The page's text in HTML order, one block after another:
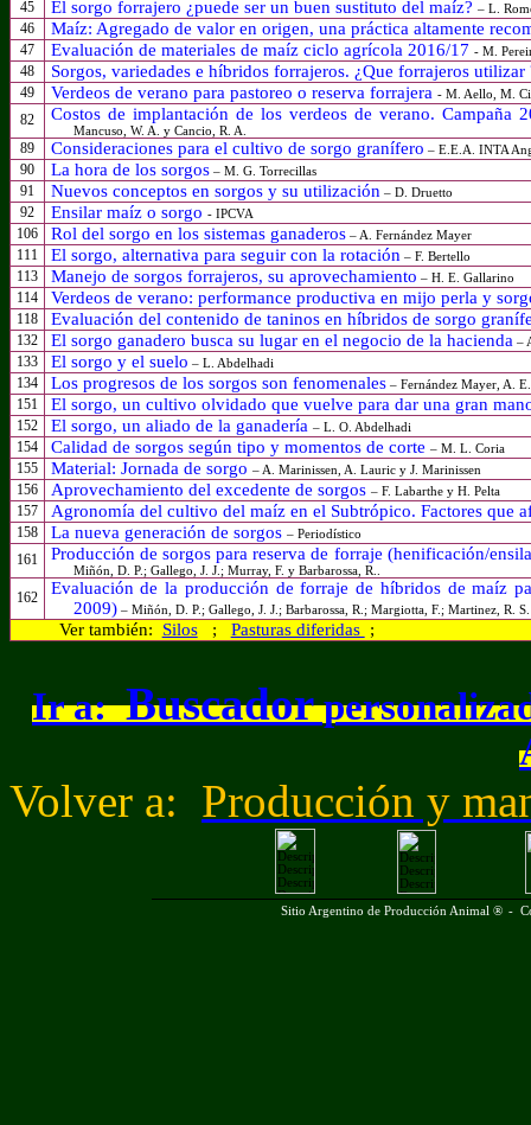
45 El sorgo forrajero ¿puede ser un buen sustituto del maíz? – L.
46 Maíz: Agregado de valor en origen, una práctica altamente
47 Evaluación de materiales de maíz ciclo agrícola 2016/17 - M.
48 Sorgos, variedades e híbridos forrajeros. ¿Que forrajeros utilizar
49 Verdeos de verano para pastoreo o reserva forrajera - M. Aello, M.
82 Costos de implantación de los verdeos de verano. Campaña
Mancuso, W. A. y Cancio, R. A.
89 Consideraciones para el cultivo de sorgo granífero – E.E.A. INTA
90 La hora de los sorgos – M. G. Torrecillas
91 Nuevos conceptos en sorgos y su utilización – D. Druetto
92 Ensilar maíz o sorgo - IPCVA
106 Rol del sorgo en los sistemas ganaderos – A. Fernández Mayer
111 El sorgo, alternativa para seguir con la rotación – F. Bertello
113 Manejo de sorgos forrajeros, su aprovechamiento – H. E. Gallarino
114 Verdeos de verano: performance productiva en mijo perla y
118 Evaluación del contenido de taninos en híbridos de sorgo
132 El sorgo ganadero busca su lugar en el negocio de la hacienda –
133 El sorgo y el suelo – L. Abdelhadi
134 Los progresos de los sorgos son fenomenales – Fernández Mayer, A.
151 El sorgo, un cultivo olvidado que vuelve para dar una gran
152 El sorgo, un aliado de la ganadería – L. O. Abdelhadi
154 Calidad de sorgos según tipo y momentos de corte – M. L. Coria
155 Material: Jornada de sorgo – A. Marinissen, A. Lauric y J. Marinissen
156 Aprovechamiento del excedente de sorgos – F. Labarthe y H. Pelta
157 Agronomía del cultivo del maíz en el Subtrópico. Factores que
158 La nueva generación de sorgos – Periodístico
161 Producción de sorgos para reserva de forraje (henificación/
Miñón, D. P.; Gallego, J. J.; Murray, F. y Barbarossa, R..
162
Evaluación de la producción de forraje de híbridos de maíz
2009) – Miñón, D. P.; Gallego, J. J.; Barbarossa, R.; Margiotta, F.; Martinez, R.
Ver también: Silos ; Pasturas diferidas ;
Ir a: Buscador
Volver a: Producción y
Sitio Argentino de Producción Animal ® -